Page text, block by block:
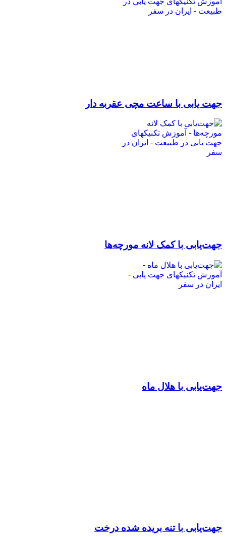
جهت یابی با ساعت مچی عقربه دار
جهت‌یابی با کمک لانه مورچه‌ها
جهت‌یابی با هلال ماه
جهت‌یابی با تنه بریده شده درخت